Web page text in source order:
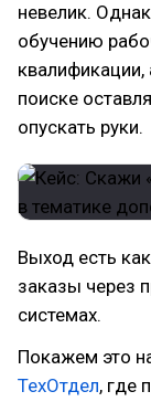
невелик.
обучению
квалификации,
поиске
опускать руки.
Выход есть
заказы через
системах.
Покажем это
ТехОтдел, где